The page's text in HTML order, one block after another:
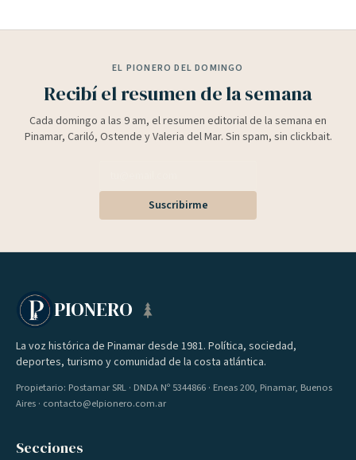
EL PIONERO DEL DOMINGO
Recibí el resumen de la semana
Cada domingo a las 9 am, el resumen editorial de la semana en
Pinamar, Cariló, Ostende y Valeria del Mar. Sin spam, sin clickbait.
Suscribirme
PIONERO
La voz histórica de Pinamar desde 1981. Política, sociedad,
deportes, turismo y comunidad de la costa atlántica.
Propietario: Postamar SRL · DNDA Nº 5344866 · Eneas 200, Pinamar, Buenos
Aires · contacto@elpionero.com.ar
Secciones